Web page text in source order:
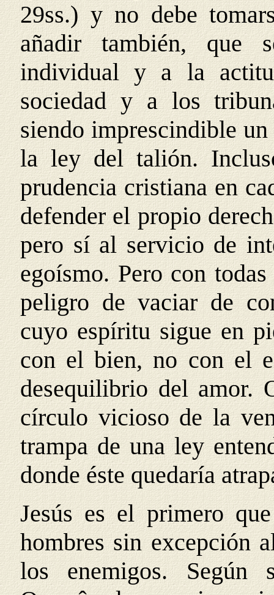
29ss.) y no debe
añadir también, que
individual y a la
sociedad y a los
siendo imprescindible
la ley del talión.
prudencia cristiana en
defender el propio
pero sí al servicio de
egoísmo. Pero con
peligro de vaciar de
cuyo espíritu sigue en
con el bien, no con el
desequilibrio del amor.
círculo vicioso de la
trampa de una ley
donde éste quedaría
Jesús es el primero
hombres sin excepción
los enemigos. Según